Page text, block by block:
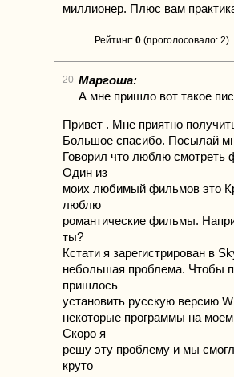
миллионер. Плюс вам
Рейтинг: 0 (проголосовало: 2)
20 Маргоша:
А мне пришло вот такое
Привет . Мне приятно
Большое спасибо. Посылай
Говорил что люблю
Один из
моих любимый фильмов это
люблю
романтичеcкие фильмы.
ты?
Кстати я зарегистрирован в
небольшая проблема. Чтобы
пришлось
установить русскую версию
некоторые программы на
Скоро я
решу эту проблему и мы
круто